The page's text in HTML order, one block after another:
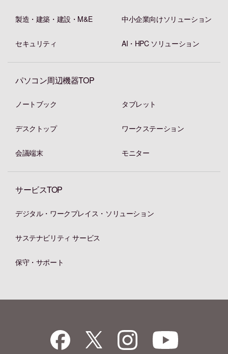
製造・建築・建設・M&E 中小企業向けソリューション
セキュリティ AI・HPC ソリューション
パソコン周辺機器TOP
ノートブック タブレット
デスクトップ ワークステーション
会議端末 モニター
サービスTOP
デジタル・ワークプレイス・ソリューション
サステナビリティ サービス
保守・サポート